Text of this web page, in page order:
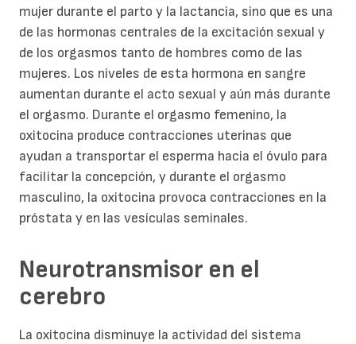
mujer durante el parto y la lactancia, sino que es una
de las hormonas centrales de la excitación sexual y
de los orgasmos tanto de hombres como de las
mujeres. Los niveles de esta hormona en sangre
aumentan durante el acto sexual y aún más durante
el orgasmo. Durante el orgasmo femenino, la
oxitocina produce contracciones uterinas que
ayudan a transportar el esperma hacia el óvulo para
facilitar la concepción, y durante el orgasmo
masculino, la oxitocina provoca contracciones en la
próstata y en las vesículas seminales.
Neurotransmisor en el
cerebro
La oxitocina disminuye la actividad del sistema